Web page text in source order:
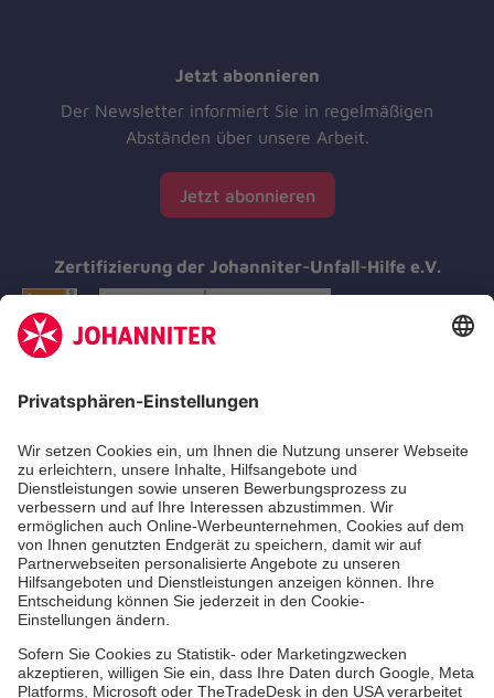
Jetzt abonnieren
Der Newsletter informiert Sie in regelmäßigen
Abständen über unsere Arbeit.
Jetzt abonnieren
Zertifizierung der Johanniter-Unfall-Hilfe e.V.
Aus- & Fortbildungen
Erste-Hilfe-Kurse
Jobs & Ehrenamt
Freiwilligendienst
Spendenprojekte